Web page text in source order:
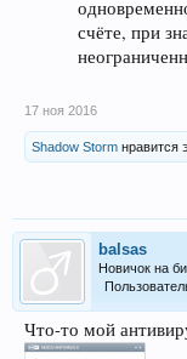
счёте, при
17 ноя 2016
Shadow Storm нравится
balsas
Новичок на
Что-то мой